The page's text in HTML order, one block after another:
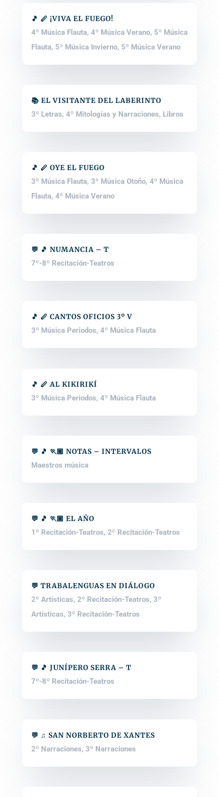
🎵 🪈 ¡VIVA EL FUEGO!
4º Música Flauta, 4º Música Verano, 5º Música
Flauta, 5º Música Invierno, 5º Música Verano
📚 EL VISITANTE DEL LABERINTO
3º Letras, 4º Mitologías y Narraciones, Libros
🎵 🪈 OYE EL FUEGO
3º Música Flauta, 3º Música Otoño, 4º Música
Flauta, 4º Música Verano
💬 🎵 NUMANCIA – T
7º-8º Recitación-Teatros
🎵 🪈 CANTOS OFICIOS 3º V
3º Música Periodos, 4º Música Flauta
🎵 🪈 AL KIKIRIKÍ
3º Música Periodos, 4º Música Flauta
💬 🎵 🏃🏽 NOTAS – INTERVALOS
Maestros música
💬 🎵 🏃🏽 EL AÑO
1º Recitación-Teatros, 2º Recitación-Teatros
💬 TRABALENGUAS EN DIÁLOGO
2º Artísticas, 2º Recitación-Teatros, 3º
Artísticas, 3º Recitación-Teatros
💬 🎵 JUNÍPERO SERRA – T
7º-8º Recitación-Teatros
💬 ♫ SAN NORBERTO DE XANTES
2º Narraciones, 3º Narraciones